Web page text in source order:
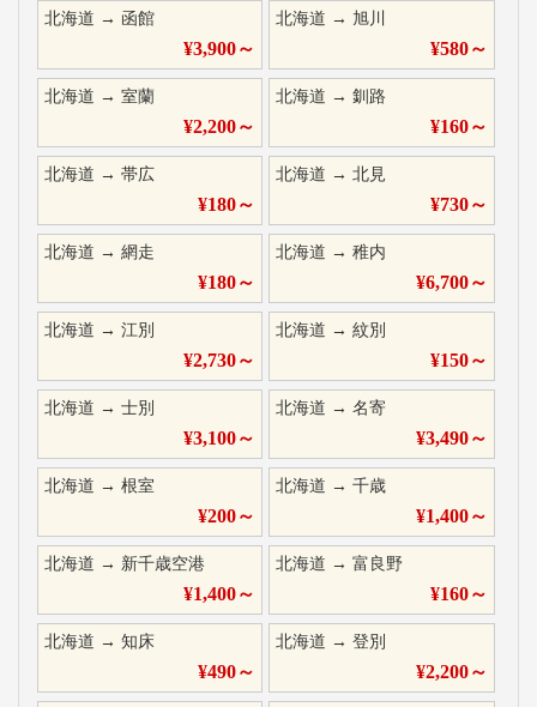
北海道 → 函館
¥3,900～
北海道 →旭川
¥580～
北海道 → 室蘭
¥2,200～
北海道 →釧路
¥160～
北海道 → 帯広
¥180～
北海道 →北見
¥730～
北海道 → 網走
¥180～
北海道 →稚内
¥6,700～
北海道 → 江別
¥2,730～
北海道 →紋別
¥150～
北海道 → 士別
¥3,100～
北海道 →名寄
¥3,490～
北海道 → 根室
¥200～
北海道 →千歳
¥1,400～
北海道 → 新千歳空港
¥1,400～
北海道 →富良野
¥160～
北海道 → 知床
¥490～
北海道 →登別
¥2,200～